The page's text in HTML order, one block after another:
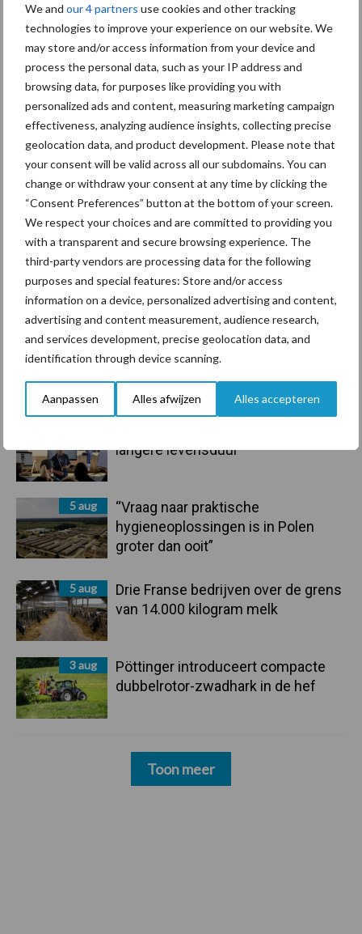
We and our 4 partners use cookies and other tracking
technologies to improve your experience on our website. We
may store and/or access information from your device and
process the personal data, such as your IP address and
browsing data, for purposes like providing you with
personalized ads and content, measuring marketing campaign
effectiveness, analyzing audience insights, collecting precise
geolocation data, and product development. Please note that
your consent will be valid across all our subdomains. You can
change or withdraw your consent at any time by clicking the
“Consent Preferences” button at the bottom of your screen.
We respect your choices and are committed to providing you
with a transparent and secure browsing experience. The
third-party vendors are processing data for the following
purposes and special features: Store and/or access
information on a device, personalized advertising and content,
advertising and content measurement, audience research,
and services development, precise geolocation data, and
identification through device scanning.
Aanpassen Alles afwijzen Alles accepteren
Primaire
Sidebar
Recent nieuws Partner nieuws
6 aug
ForFarmers ziet volume en
marktaandeel groeien in krimpende
Nederlandse markt
langere levensduur
5 aug
“Vraag naar praktische
hygieneoplossingen is in Polen
groter dan ooit”
5 aug
Drie Franse bedrijven over de grens
van 14.000 kilogram melk
3 aug
Pöttinger introduceert compacte
dubbelrotor-zwadhark in de hef
Toon meer
Diergezondheid Bemesting Fokkerij
Bedrijfsnieuws
Ligbox &
Voerhekken
Toon meer